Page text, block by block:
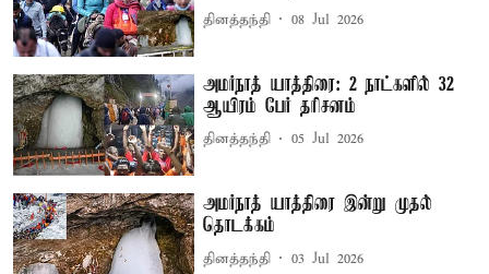
தினத்தந்தி 08 Jul 2026
அமர்நாத் யாத்திரை: 2 நாட்களில் 32
ஆயிரம் பேர் தரிசனம்
தினத்தந்தி 05 Jul 2026
அமர்நாத் யாத்திரை இன்று முதல்
தொடக்கம்
தினத்தந்தி 03 Jul 2026